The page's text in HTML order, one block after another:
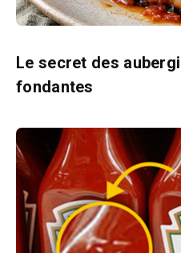
Le secret des
fondantes